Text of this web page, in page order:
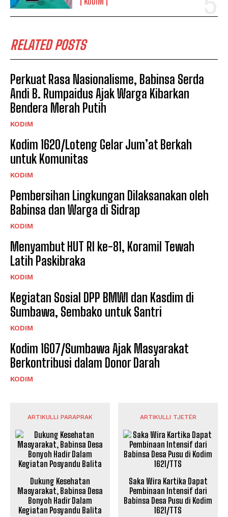
RELATED POSTS
Perkuat Rasa Nasionalisme, Babinsa Serda
Andi B. Rumpaidus Ajak Warga Kibarkan
Bendera Merah Putih
KODIM
Kodim 1620/Loteng Gelar Jum’at Berkah
untuk Komunitas
KODIM
Pembersihan Lingkungan Dilaksanakan oleh
Babinsa dan Warga di Sidrap
KODIM
Menyambut HUT RI ke-81, Koramil Tewah
Latih Paskibraka
KODIM
Kegiatan Sosial DPP BMWI dan Kasdim di
Sumbawa, Sembako untuk Santri
KODIM
Kodim 1607/Sumbawa Ajak Masyarakat
Berkontribusi dalam Donor Darah
KODIM
ARTIKULLI PARAPRAK
Dukung Kesehatan
Masyarakat, Babinsa Desa
Bonyoh Hadir Dalam
Kegiatan Posyandu Balita
ARTIKULLI TJETËR
Saka Wira Kartika Dapat
Pembinaan Intensif dari
Babinsa Desa Pusu di Kodim
1621/TTS